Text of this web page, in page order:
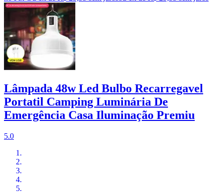
Lâmpada 48w Led Bulbo Recarregavel
Portatil Camping Luminária De
Emergência Casa Iluminação Premiu
5.0